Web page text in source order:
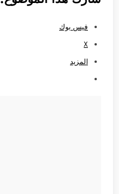
فيس بوك
X
المزيد